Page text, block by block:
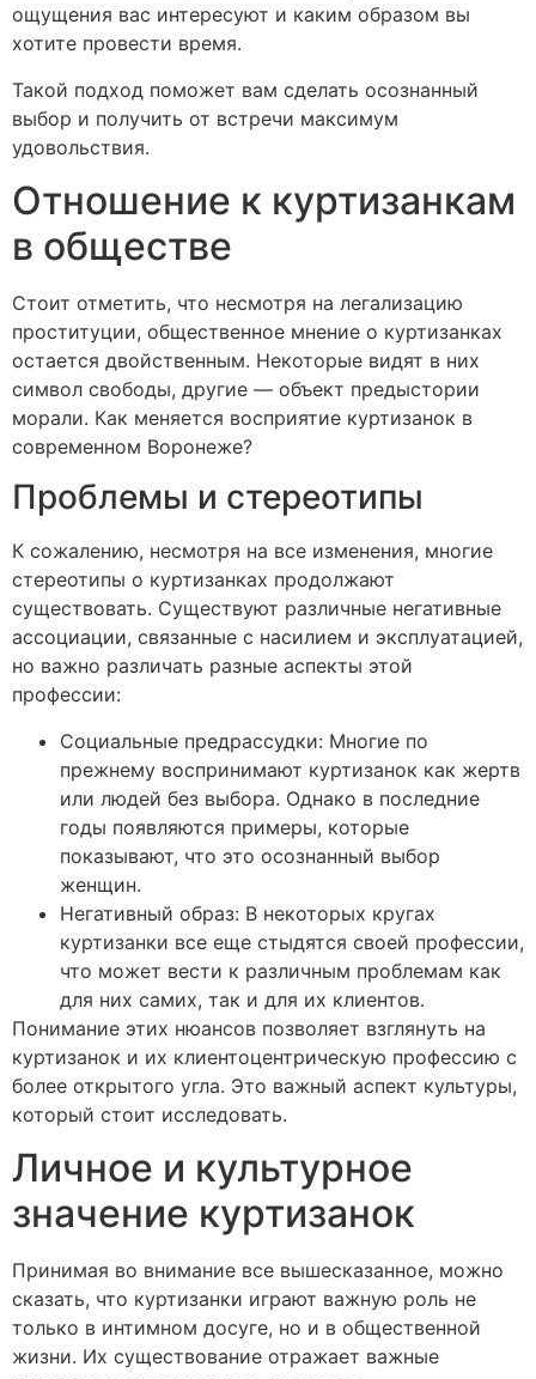
ощущения вас интересуют и каким образом вы
хотите провести время.
Такой подход поможет вам сделать осознанный
выбор и получить от встречи максимум
удовольствия.
Отношение к куртизанкам
в обществе
Стоит отметить, что несмотря на легализацию
проституции, общественное мнение о куртизанках
остается двойственным. Некоторые видят в них
символ свободы, другие — объект предыстории
морали. Как меняется восприятие куртизанок в
современном Воронеже?
Проблемы и стереотипы
К сожалению, несмотря на все изменения, многие
стереотипы о куртизанках продолжают
существовать. Существуют различные негативные
ассоциации, связанные с насилием и эксплуатацией,
но важно различать разные аспекты этой
профессии:
Социальные предрассудки: Многие по
прежнему воспринимают куртизанок как жертв
или людей без выбора. Однако в последние
годы появляются примеры, которые
показывают, что это осознанный выбор
женщин.
Негативный образ: В некоторых кругах
куртизанки все еще стыдятся своей профессии,
что может вести к различным проблемам как
для них самих, так и для их клиентов.
Понимание этих нюансов позволяет взглянуть на
куртизанок и их клиентоцентрическую профессию с
более открытого угла. Это важный аспект культуры,
который стоит исследовать.
Личное и культурное
значение куртизанок
Принимая во внимание все вышесказанное, можно
сказать, что куртизанки играют важную роль не
только в интимном досуге, но и в общественной
жизни. Их существование отражает важные